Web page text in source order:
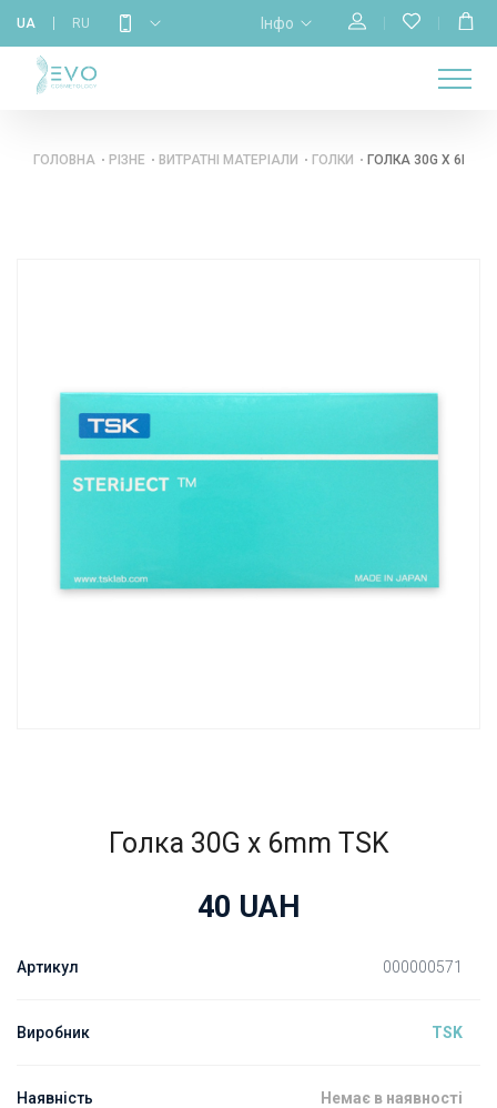
UA RU Інфо
ГОЛОВНА
НАС
МАГАЗИН
НАВЧАННЯ
ГОЛОВНА РІЗНЕ ВИТРАТНІ МАТЕРІАЛИ ГОЛКИ ГОЛКА 30G X 6MM
Голка 30G x 6mm TSK
40 UAH
Артикул 000000571
Виробник TSK
Наявність Немає в наявності